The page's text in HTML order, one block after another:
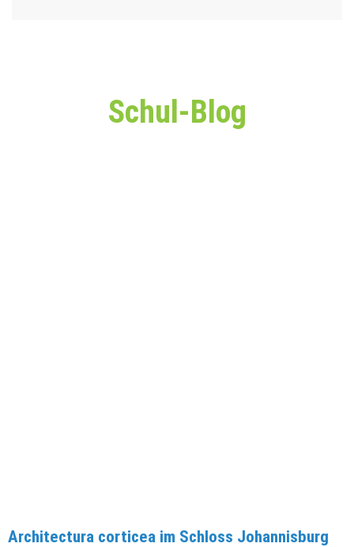
Schul-Blog
Architectura corticea im Schloss Johannisburg